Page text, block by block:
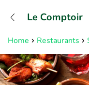
Home Restaurants
Le Comptoir